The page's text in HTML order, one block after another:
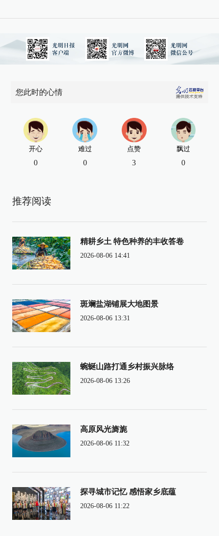
您此时的心情
开心
0
难过
0
点赞
3
飘过
0
推荐阅读
精耕乡土 特色种养的丰收答卷
2026-08-06 14:41
斑斓盐湖铺展大地图景
2026-08-06 13:31
蜿蜒山路打通乡村振兴脉络
2026-08-06 13:26
高原风光旖旎
2026-08-06 11:32
探寻城市记忆 感悟家乡底蕴
2026-08-06 11:22